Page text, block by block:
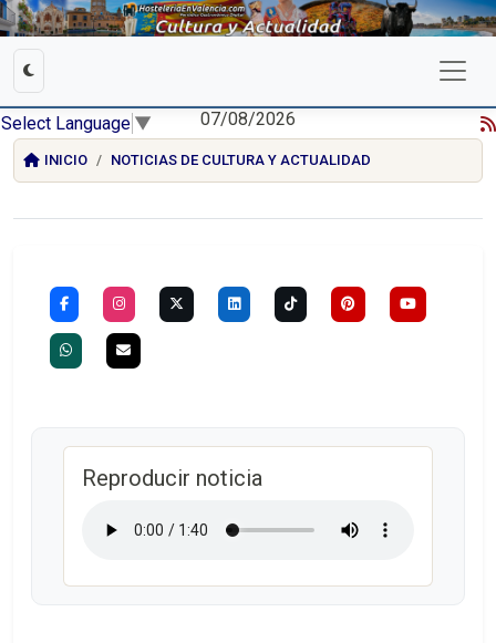
Select Language ▼ 07/08/2026
INICIO NOTICIAS DE CULTURA Y ACTUALIDAD
Reproducir noticia